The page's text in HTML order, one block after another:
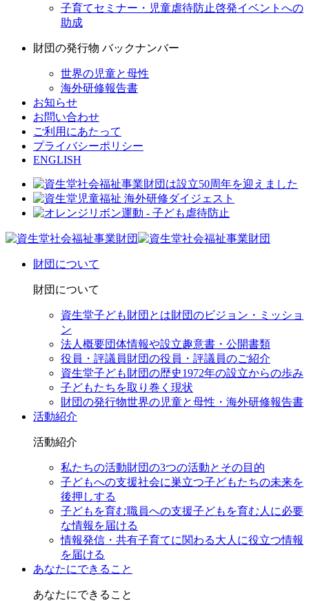
子育てセミナー・児童虐待防止啓発イベントへの
助成
財団の発行物 バックナンバー
世界の児童と母性
海外研修報告書
お知らせ
お問い合わせ
ご利用にあたって
プライバシーポリシー
ENGLISH
財団について
財団について
資生堂子ども財団とは財団のビジョン・ミッショ
ン
法人概要団体情報や設立趣意書・公開書類
役員・評議員財団の役員・評議員のご紹介
資生堂子ども財団の歴史1972年の設立からの歩み
子どもたちを取り巻く現状
財団の発行物世界の児童と母性・海外研修報告書
活動紹介
活動紹介
私たちの活動財団の3つの活動とその目的
子どもへの支援社会に巣立つ子どもたちの未来を
後押しする
子どもを育む職員への支援子どもを育む人に必要
な情報を届ける
情報発信・共有子育てに関わる大人に役立つ情報
を届ける
あなたにできること
あなたにできること